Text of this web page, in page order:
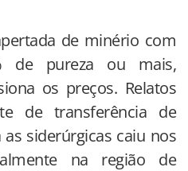
de minério com
de pureza ou mais,
os preços. Relatos
de transferência de
siderúrgicas caiu nos
na região de